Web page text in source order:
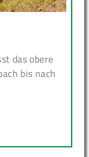
das obere
bis nach